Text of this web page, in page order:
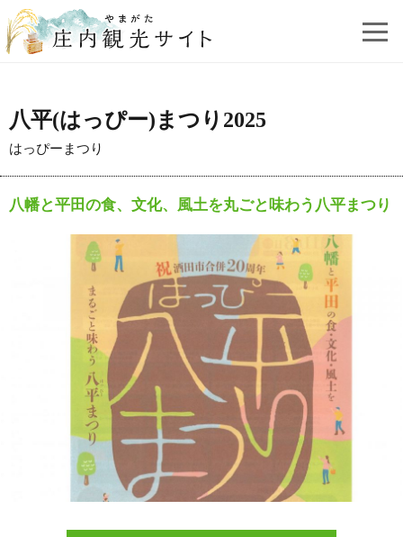
八平(はっぴー)まつり2025
はっぴーまつり
八幡と平田の食、文化、風土を丸ごと味わう八平まつり